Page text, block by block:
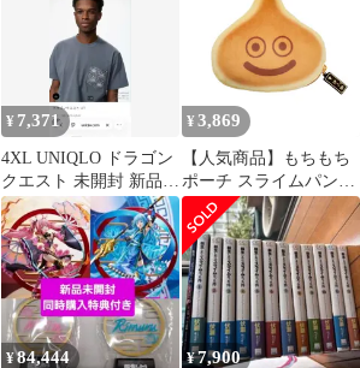
¥ 7,371
4XL UNIQLO ドラゴン
クエスト 未開封 新品
スライム Tシャツ
¥ 3,869
【人気商品】もちもち
ポーチ スライムパンケ
ーキ スマイルスライム
¥84,444 ¥7,900